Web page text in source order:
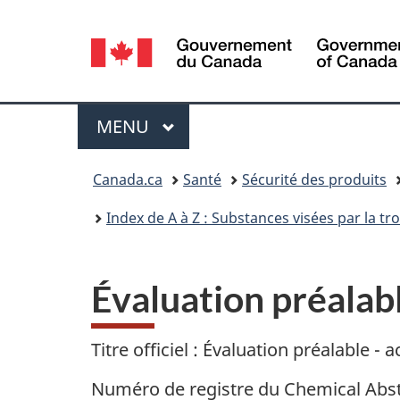
Sélection
de
la
langue
Menu
MENU PRINCIPAL
Canada.ca Santé Sécurité des produits
Index de A à Z : Substances visées par la
Évaluation
Titre officiel : Évaluation préalable -
Numéro de registre du Chemical